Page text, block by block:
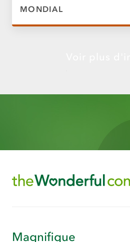
MONDIAL
Magnifique